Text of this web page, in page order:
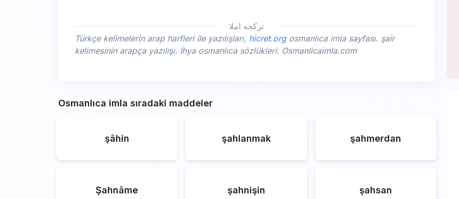
تركجه املا
Türkçe kelimelerin arap harfleri ile yazılışları, hicret.orgosmanlıca imla sayfası. şair
kelimesinin arapça yazılışı. İhya osmanlıca sözlükleri. Osmanlicaimla.com
Osmanlıca imla sıradaki maddeler
şâhin şahlanmak şahmerdan
Şahnâme şahnişin şahsan